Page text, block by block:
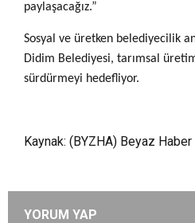
paylaşacağız.”
Sosyal ve üretken belediyecilik
Didim Belediyesi, tarımsal
sürdürmeyi hedefliyor.
Kaynak: (BYZHA) Beyaz Haber
YORUM YAP